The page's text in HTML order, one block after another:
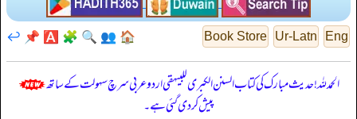
Eng
Ur-Latn
Book Store
🏠
👥
🔍
🧩
🅰️
📌
↩️
الحمدللہ! حدیث مبارک کی کتاب السنن الكبرى للبيهقي اردو عربی سرچ سہولت کے ساتھ
پیش کر دی گئی ہے۔